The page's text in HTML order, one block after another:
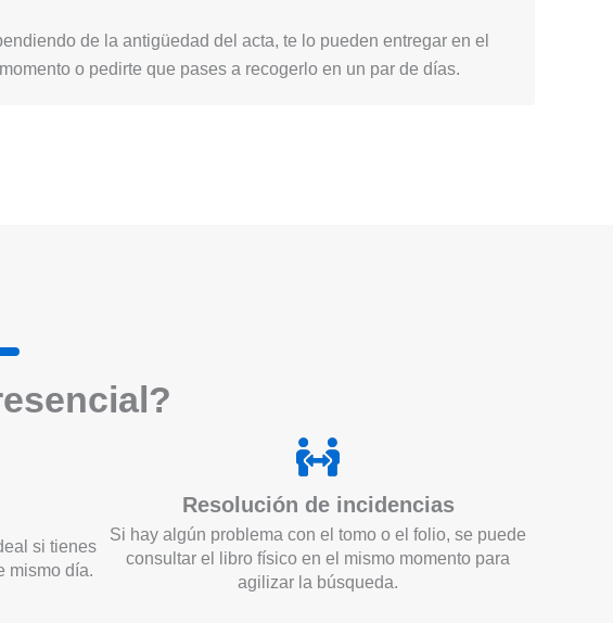
de la antigüedad del acta, te lo pueden entregar en el
momento o pedirte que pases a recogerlo en un par de días.
al?
si tienes
mismo día.
Resolución de incidencias
Si hay algún problema con el tomo o el folio, se puede
consultar el libro físico en el mismo momento para
agilizar la búsqueda.